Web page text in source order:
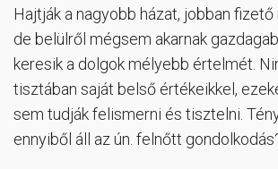
Hajtják a nagyobb házat, jobban
de belülről mégsem akarnak
keresik a dolgok mélyebb értelmét.
tisztában saját belső értékeikkel,
sem tudják felismerni és tisztelni.
ennyiből áll az ún. felnőtt